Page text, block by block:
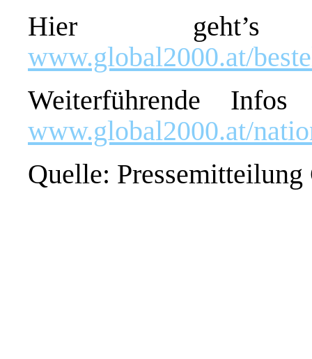
Hier geht’s
www.global2000.at/
Weiterführende
www.global2000.at/
Quelle: